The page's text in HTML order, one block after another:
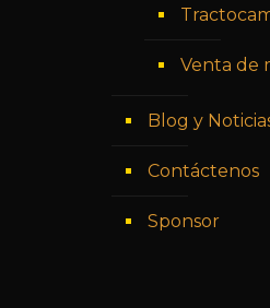
Venta de
Blog y
Contáctenos
Sponsor